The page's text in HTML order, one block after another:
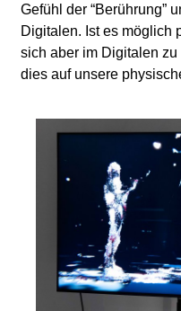
Gefühl der “Berührung”
Digitalen. Ist es möglich
sich aber im Digitalen
dies auf unsere